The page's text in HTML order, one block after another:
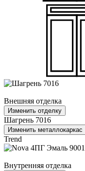
Внешняя отделка
Изменить отделку
Шагрень 7016
Изменить металлокаркас
Trend
Внутренняя отделка